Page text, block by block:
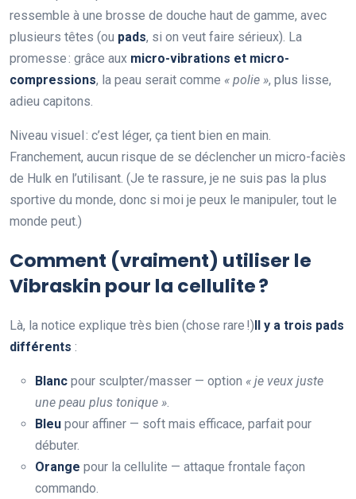
ressemble à une brosse de douche haut de gamme, avec
plusieurs têtes (ou pads, si on veut faire sérieux). La
promesse : grâce aux micro-vibrations et micro-
compressions, la peau serait comme « polie », plus lisse,
adieu capitons.
Niveau visuel : c’est léger, ça tient bien en main.
Franchement, aucun risque de se déclencher un micro-faciès
de Hulk en l’utilisant. (Je te rassure, je ne suis pas la plus
sportive du monde, donc si moi je peux le manipuler, tout le
monde peut.)
Comment (vraiment) utiliser le
Vibraskin pour la cellulite ?
Là, la notice explique très bien (chose rare !)Il y a trois pads
différents :
Blanc pour sculpter/masser — option « je veux juste
une peau plus tonique ».
Bleu pour affiner — soft mais efficace, parfait pour
débuter.
Orange pour la cellulite — attaque frontale façon
commando.